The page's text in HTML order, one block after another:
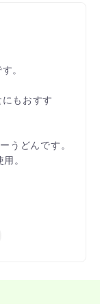
。
もおすす
うどんです。
。